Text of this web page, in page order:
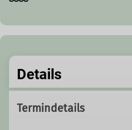
Details
Termindetails